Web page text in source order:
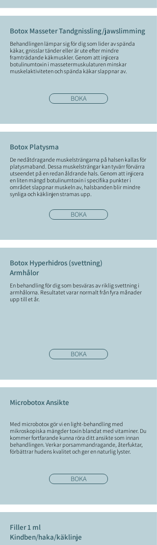
Botox Masseter Tandgnissling/jawslimming
Behandlingen lämpar sig för dig som lider av spända
käkar, gnisslar tänder eller är ute efter mindre
framträdande käkmuskler. Genom att injicera
botulinumtoxin i massetermuskulaturen minskar
muskelaktiviteten och spända käkar slappnar av.
BOKA
Botox Platysma
De nedåtdragande muskelsträngarna på halsen kallas för
platysmaband. Dessa muskelsträngar kan tyvärr förvärra
utseendet på en redan åldrande hals. Genom att injicera
en liten mängd botulinumtoxin i specifika punkter i
området slappnar muskeln av, halsbanden blir mindre
synliga och käklinjen stramas upp.
BOKA
Botox Hyperhidros (svettning)
Armhålor
En behandling för dig som besväras av riklig svettning i
armhålorna. Resultatet varar normalt från fyra månader
upp till et år.
BOKA
Microbotox Ansikte
Med microbotox gör vi en light-behandling med
mikroskopiska mängder toxin blandat med vitaminer. Du
kommer fortfarande kunna röra ditt ansikte som innan
behandlingen. Verkar porsammandragande, återfuktar,
förbättrar hudens kvalitet och ger en naturlig lyster.
BOKA
Filler 1 ml
Kindben/haka/käklinje